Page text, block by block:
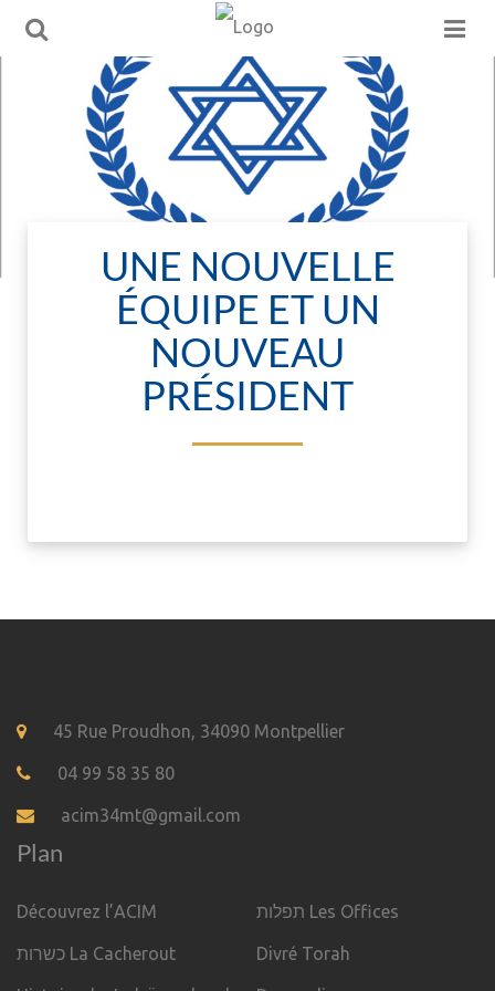
UNE NOUVELLE
ÉQUIPE ET UN
NOUVEAU
PRÉSIDENT
45 Rue Proudhon, 34090 Montpellier
04 99 58 35 80
acim34mt@gmail.com
Plan
Découvrez l’ACIM
כשרות La Cacherout
תפלות Les Offices
Divré Torah